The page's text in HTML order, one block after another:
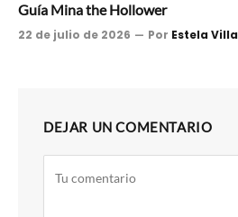
Guía Mina the Hollower
22 de julio de 2026 Por Estela Villa
DEJAR UN COMENTARIO